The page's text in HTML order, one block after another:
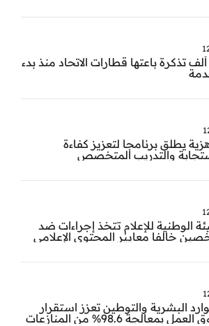
70 ألف تذكرة باعتها قطارات الاتحاد منذ بدء
يطلق برنامجا لتعزيز كفاءة
والتدريب المتخصص
الوطنية للإعلام تتخذ إجراءات ضد
خالفا معايير المحتوى الإعلامي
البشرية والتوطين تعزز استقرار
سوق العمل بمعالجة 98.6% من المنازعات